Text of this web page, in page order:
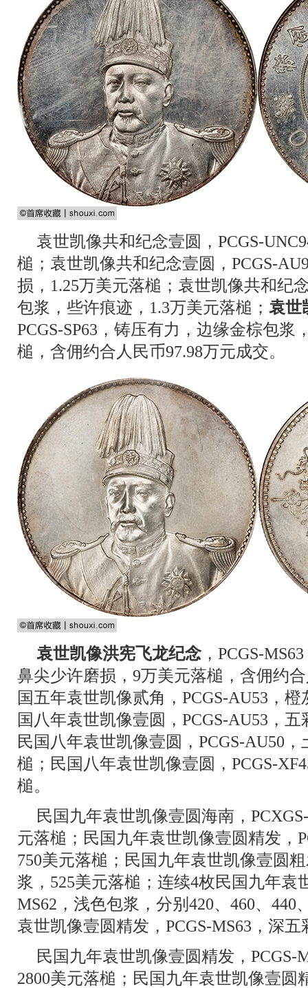
袁世凯像共和纪念壹圆，PCGS-
槌；袁世凯像共和纪念壹圆，PCGS-
损，1.25万美元落槌；袁世凯像共和纪
包浆，些许痕迹，1.3万美元落槌； 袁世
PCGS-SP63，铸压有力，边缘金棕包浆
槌，含佣约合人民币97.98万元成交。
袁世凯像洪宪飞龙纪念，PCGS-
鼻尖少许磨损，9万美元落槌，含佣约
国五年袁世凯像贰角，PCGS-AU53，
国八年袁世凯像壹圆，PCGS-AU53，
民国八年袁世凯像壹圆，PCGS-AU50
槌；民国八年袁世凯像壹圆，PCGS-
槌。
民国九年袁世凯像壹圆海南，
元落槌；民国九年袁世凯像壹圆精发，
750美元落槌；民国九年袁世凯像壹圆
浆，525美元落槌；连续4枚民国九年袁
MS62，浅色包浆，分别420、460、440
袁世凯像壹圆精发，PCGS-MS63，深
民国九年袁世凯像壹圆精发，PCGS-
2800美元落槌；民国九年袁世凯像壹圆